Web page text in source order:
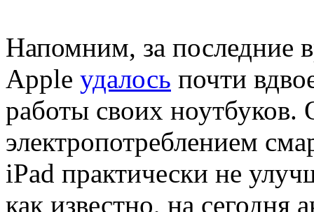
Напомним, за последние
Apple удалось почти
работы своих ноутбуков.
электропотреблением
iPad практически не
как известно, на сегодня